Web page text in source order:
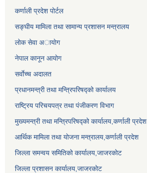
कर्णाली प्रदेश पोर्टल
सङ्घीय मामिला तथा सामान्य प्रशासन मन्त्रालय
लाेक सेवा अायाेग
नेपाल कानून आयोग
सर्वाेच्च अदालत
प्रधानमन्त्री तथा मन्त्रिपरिषद्को कार्यालय
राष्ट्रिय परिचयपत्र तथा पंजीकरण विभाग
मुख्यमन्त्री तथा मन्त्रिपरिषद्को कार्यालय,कर्णाली प्रदेश
आर्थिक मामिला तथा योजना मन्त्रालय,कर्णाली प्रदेश
जिल्ला समन्वय समितिको कार्यालय,जाजरकाेट
जिल्ला प्रशासन कार्यालय,जाजरकोट